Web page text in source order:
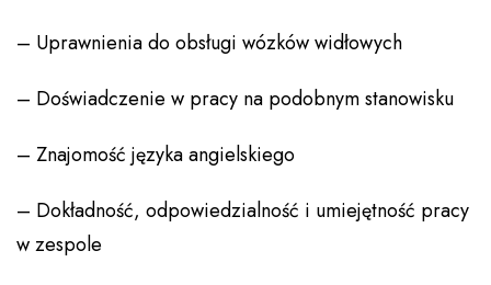
– Uprawnienia do obsługi wózków widłowych
– Doświadczenie w pracy na podobnym stanowisku
– Znajomość języka angielskiego
– Dokładność, odpowiedzialność i umiejętność pracy
w zespole